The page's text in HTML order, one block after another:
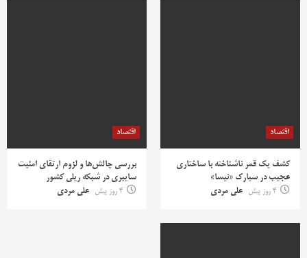
اقتصاد
کشف یک قمر ناشناخته با ساختاری
عجیب در سیارک «نیسا»
4 روز پیش
علی مردی
اقتصاد
بررسی چالش‌ها و لزوم ارتقای امنیت
سایبری در شبکه ریلی کشور
4 روز پیش
علی مردی